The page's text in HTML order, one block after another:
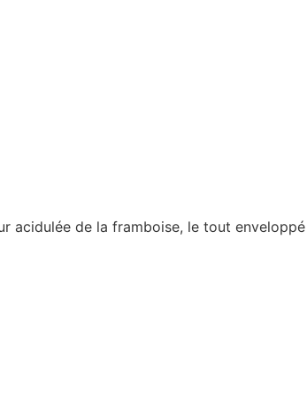
acidulée de la framboise, le tout enveloppé